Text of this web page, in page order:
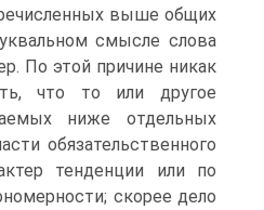
выше общих
смысле слова
По этой причине никак
что то или другое
ниже отдельных
обязательственного
тенденции или по
скорее дело